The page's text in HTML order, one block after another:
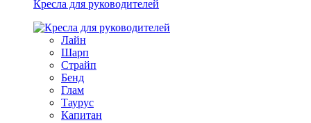
Кресла для руководителей
Лайн
Шарп
Страйп
Бенд
Глам
Таурус
Капитан